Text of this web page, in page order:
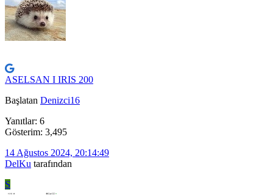
ASELSAN I IRIS 200
Başlatan Denizci16
Yanıtlar: 6
Gösterim: 3,495
14 Ağustos 2024, 20:14:49
DelKu tarafından
S